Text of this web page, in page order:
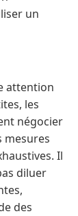
un
attention
les
négocier
mesures
Il
diluer
des